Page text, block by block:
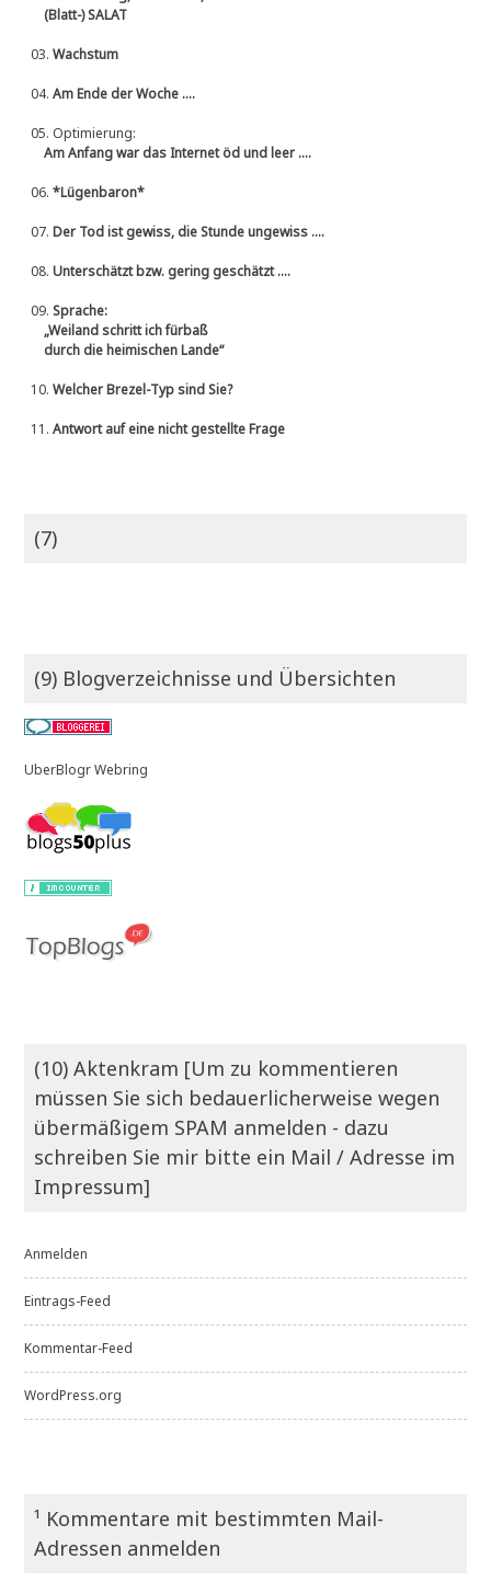
(Blatt-) SALAT
03.Wachstum
04.Am Ende der Woche ....
05. Optimierung:
Am Anfang war das Internet öd und leer ....
06.*Lügenbaron*
07.Der Tod ist gewiss, die Stunde ungewiss ....
08.Unterschätzt bzw. gering geschätzt ....
09.Sprache:
„Weiland schritt ich fürbaß
durch die heimischen Lande“
10.Welcher Brezel-Typ sind Sie?
11.Antwort auf eine nicht gestellte Frage
(7)
(9) Blogverzeichnisse und Übersichten
UberBlogr Webring
(10) Aktenkram [Um zu kommentieren
müssen Sie sich bedauerlicherweise wegen
übermäßigem SPAM anmelden - dazu
schreiben Sie mir bitte ein Mail / Adresse im
Impressum]
Anmelden
Eintrags-Feed
Kommentar-Feed
WordPress.org
¹ Kommentare mit bestimmten Mail-
Adressen anmelden